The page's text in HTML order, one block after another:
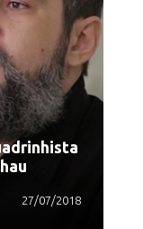
27/07/2018